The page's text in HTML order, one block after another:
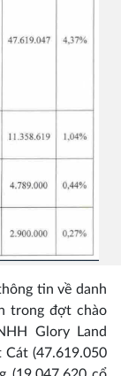
tin về danh
trong đợt chào
Glory Land
Cát (47.619.050